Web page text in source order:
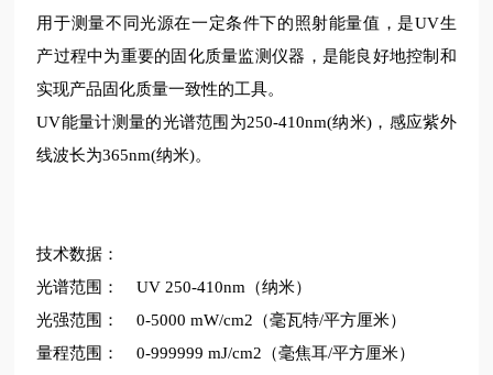
用于测量不同光源在一定条件下的照射能量值，是UV生
产过程中为重要的固化质量监测仪器，是能良好地控制和
实现产品固化质量一致性的工具。
UV能量计测量的光谱范围为250-410nm(纳米)，感应紫外
线波长为365nm(纳米)。
技术数据：
光谱范围：
UV 250-410nm（纳米）
光强范围：
0-5000 mW/cm2（毫瓦特/平方厘米）
量程范围：
0-999999 mJ/cm2（毫焦耳/平方厘米）